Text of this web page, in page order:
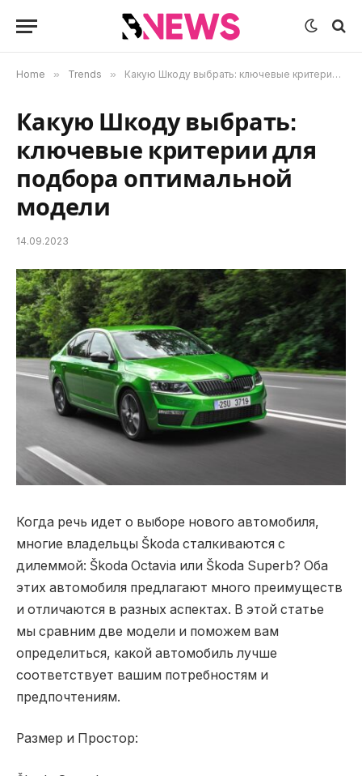
Home » Trends » Какую Шкоду выбрать: ключевые критерии для подбора оптимальной модели
Какую Шкоду выбрать:
ключевые критерии для
подбора оптимальной
модели
14.09.2023
Когда речь идет о выборе нового автомобиля,
многие владельцы Škoda сталкиваются с
дилеммой: Škoda Octavia или Škoda Superb? Оба
этих автомобиля предлагают много преимуществ
и отличаются в разных аспектах. В этой статье
мы сравним две модели и поможем вам
определиться, какой автомобиль лучше
соответствует вашим потребностям и
предпочтениям.
Размер и Простор: